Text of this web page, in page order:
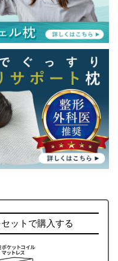
ットで購入する